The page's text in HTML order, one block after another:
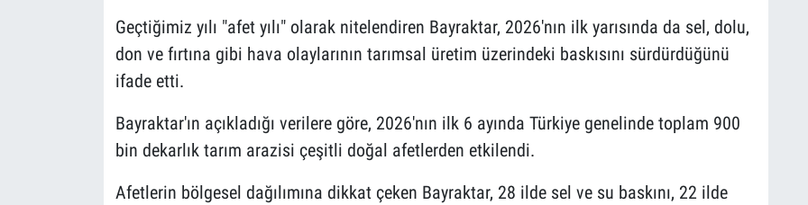
Geçtiğimiz yılı "afet yılı" olarak nitelendiren Bayraktar, 2026'nın ilk yarısında da sel, dolu,
don ve fırtına gibi hava olaylarının tarımsal üretim üzerindeki baskısını sürdürdüğünü
ifade etti.
Bayraktar'ın açıkladığı verilere göre, 2026'nın ilk 6 ayında Türkiye genelinde toplam 900
bin dekarlık tarım arazisi çeşitli doğal afetlerden etkilendi.
Afetlerin bölgesel dağılımına dikkat çeken Bayraktar, 28 ilde sel ve su baskını, 22 ilde